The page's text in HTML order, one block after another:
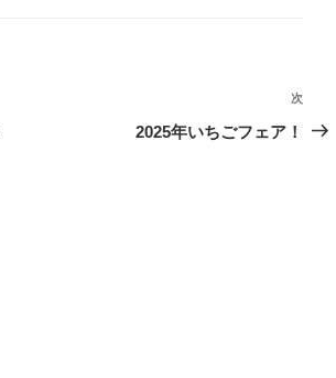
の
次
2025年いちごフェア！